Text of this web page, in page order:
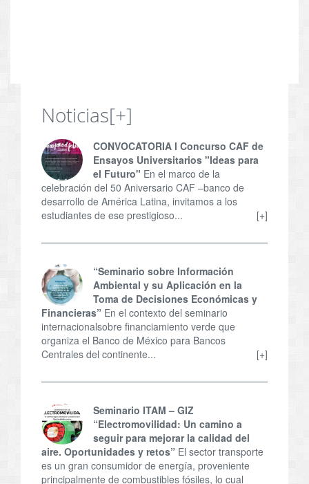
Noticias[+]
CONVOCATORIA l Concurso CAF de
Ensayos Universitarios "Ideas para
el Futuro" En el marco de la
celebración del 50 Aniversario CAF –banco de
desarrollo de América Latina, invitamos a los
estudiantes de ese prestigioso...
[+]
“Seminario sobre Información
Ambiental y su Aplicación en la
Toma de Decisiones Económicas y
Financieras” En el contexto del seminario
internacionalsobre financiamiento verde que
organiza el Banco de México para Bancos
Centrales del continente...
[+]
Seminario ITAM – GIZ
“Electromovilidad: Un camino a
seguir para mejorar la calidad del
aire. Oportunidades y retos” El sector transporte
es un gran consumidor de energía, proveniente
principalmente de combustibles fósiles, lo cual